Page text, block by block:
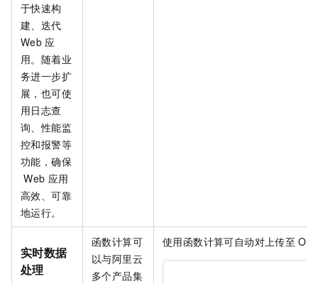
于快速构
建、迭代
Web 应
用。随着业
务进一步扩
展，也可使
用日志查
询、性能监
控和报警等
功能，确保
Web 应用
高效、可靠
地运行。
实时数据
处理
函数计算可
以与阿里云
多个产品集
使用函数计算可自动对上传至